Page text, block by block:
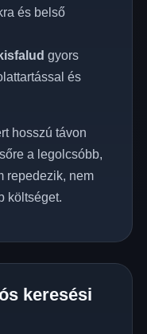
és belső
gyors
és
hosszú távon
a legolcsóbb,
repedezik, nem
költséget.
keresési